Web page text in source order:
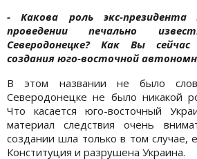
- Какова роль экс-
проведении печально
Северодонецке? Как Вы
создания юго-восточной
В этом названии не было
Северодонецке не было никакой
Что касается юго-восточный
материал следствия очень
создании шла только в том случае,
Конституция и разрушена Украина.